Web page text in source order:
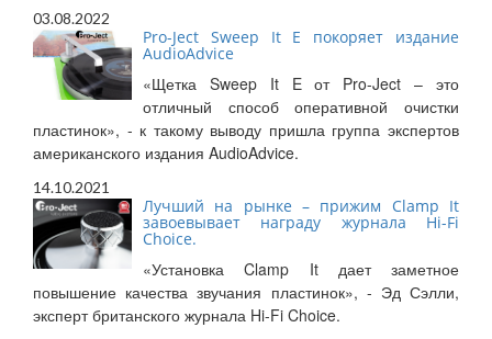
03.08.2022
Pro-Ject Sweep It E покоряет издание
AudioAdvice
«Щетка Sweep It E от Pro-Ject – это
отличный способ оперативной очистки
пластинок», - к такому выводу пришла группа экспертов
американского издания AudioAdvice.
14.10.2021
Лучший на рынке – прижим Clamp It
завоевывает награду журнала Hi-Fi
Choice.
«Установка Clamp It дает заметное
повышение качества звучания пластинок», - Эд Сэлли,
эксперт британского журнала Hi-Fi Choice.